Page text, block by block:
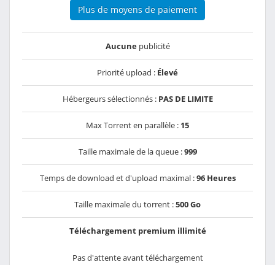
Plus de moyens de paiement
Aucunepublicité
Priorité upload : Élevé
Hébergeurs sélectionnés : PAS DE LIMITE
Max Torrent en parallèle : 15
Taille maximale de la queue :999
Temps de download et d'upload maximal :96 Heures
Taille maximale du torrent :500 Go
Téléchargement premium illimité
Pas d'attente avant téléchargement